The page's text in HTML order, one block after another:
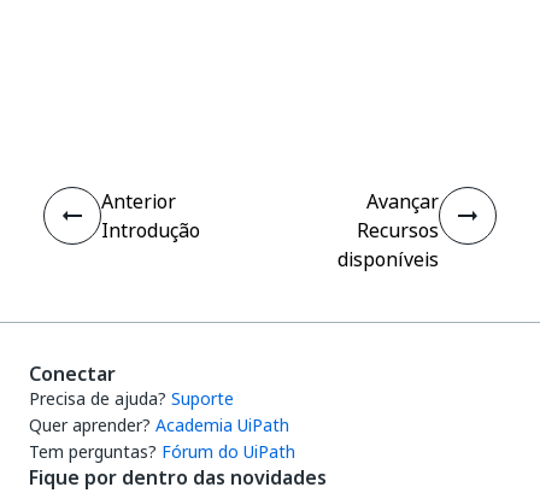
Anterior
Introdução
Avançar
Recursos
disponíveis
Conectar
Precisa de ajuda? Suporte
Quer aprender? Academia UiPath
Tem perguntas? Fórum do UiPath
Fique por dentro das novidades